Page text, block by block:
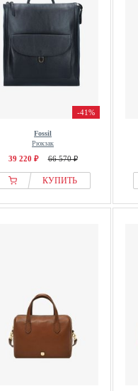
-41%
Fossil
Рюкзак
39 220 ₽ 66 570 ₽
КУПИТЬ